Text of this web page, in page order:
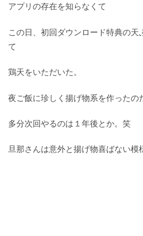
アプリの存在を知らなくて
この日、初回ダウンロード特典の天
て
鶏天をいただいた。
夜ご飯に珍しく揚げ物系を作ったの
多分次回やるのは１年後とか。笑
旦那さんは意外と揚げ物喜ばない模